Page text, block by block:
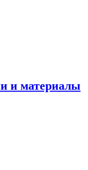
и материалы